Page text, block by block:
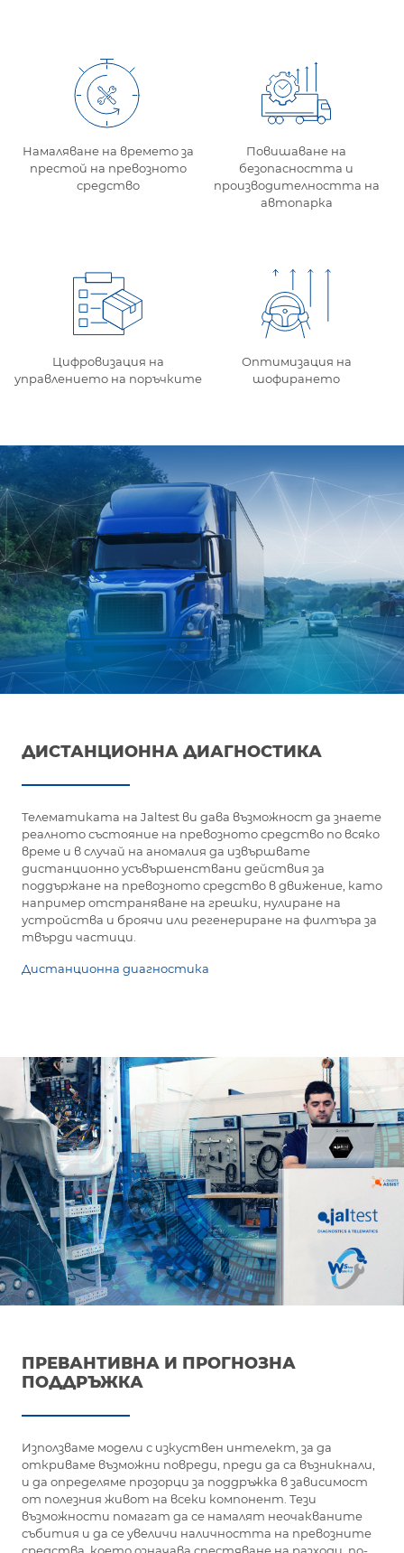
Намаляване на времето за
престой на превозното
средство
Повишаване на
безопасността и
производителността на
автопарка
Цифровизация на
управлението на поръчките
Оптимизация на
шофирането
ДИСТАНЦИОННА ДИАГНОСТИКА
Телематиката на Jaltest ви дава възможност да знаете
реалното състояние на превозното средство по всяко
време и в случай на аномалия да извършвате
дистанционно усъвършенствани действия за
поддържане на превозното средство в движение, като
например отстраняване на грешки, нулиране на
устройства и броячи или регенериране на филтъра за
твърди частици.
Дистанционна диагностика
ПРЕВАНТИВНА И ПРОГНОЗНА
ПОДДРЪЖКА
Използваме модели с изкуствен интелект, за да
откриваме възможни повреди, преди да са възникнали,
и да определяме прозорци за поддръжка в зависимост
от полезния живот на всеки компонент. Тези
възможности помагат да се намалят неочакваните
събития и да се увеличи наличността на превозните